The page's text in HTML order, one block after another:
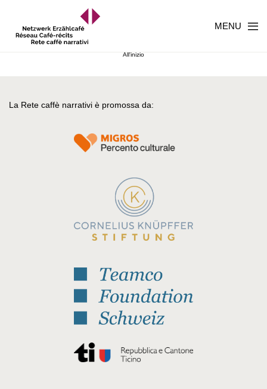
MENU
All'inizio
La Rete caffè narrativi è promossa da: